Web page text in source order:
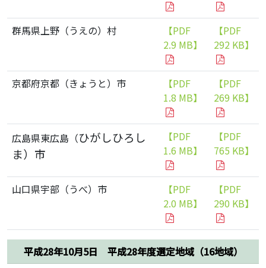
群馬県上野（うえの）村
【PDF
2.9 MB】
【PDF
292 KB】
京都府京都（きょうと）市
【PDF
1.8 MB】
【PDF
269 KB】
広島県東広島（ひがしひろし
ま）市
【PDF
1.6 MB】
【PDF
765 KB】
山口県宇部（うべ）市
【PDF
2.0 MB】
【PDF
290 KB】
平成28年10月5日 平成28年度選定地域（16地域）